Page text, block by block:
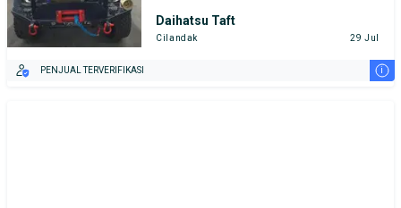
Daihatsu Taft
Cilandak 29 Jul
PENJUAL TERVERIFIKASI i